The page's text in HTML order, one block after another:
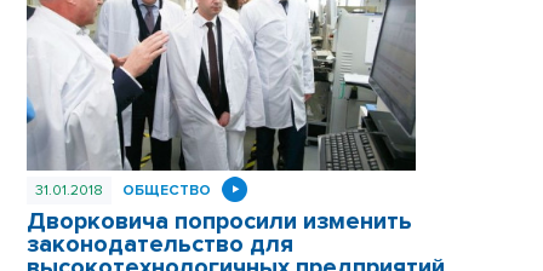
системы профессиональных квалификаций.
31.01.2018 ОБЩЕСТВО
Дворковича попросили изменить
законодательство для